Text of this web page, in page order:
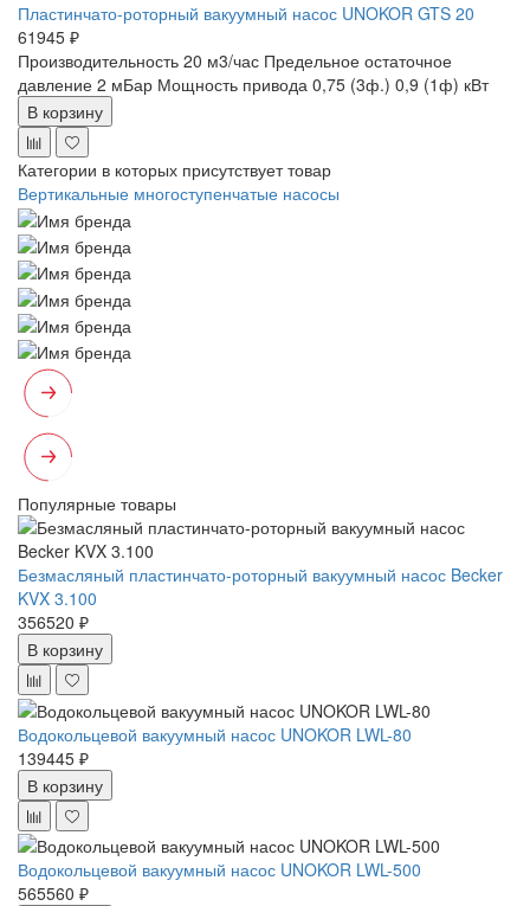
Пластинчато-роторный вакуумный насос UNOKOR GTS 20
61945 ₽
Производительность 20 м3/час Предельное остаточное
давление 2 мБар Мощность привода 0,75 (3ф.) 0,9 (1ф) кВт
В корзину
Категории в которых присутствует товар
Вертикальные многоступенчатые насосы
Популярные товары
Безмасляный пластинчато-роторный вакуумный насос Becker
KVX 3.100
356520 ₽
В корзину
Водокольцевой вакуумный насос UNOKOR LWL-80
139445 ₽
В корзину
Водокольцевой вакуумный насос UNOKOR LWL-500
565560 ₽